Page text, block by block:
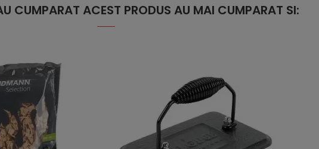
CUMPARAT ACEST PRODUS AU MAI CUMPARAT SI: